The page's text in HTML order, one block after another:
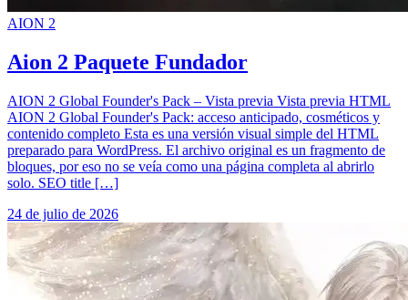
AION 2
Aion 2 Paquete Fundador
AION 2 Global Founder's Pack – Vista previa Vista previa HTML
AION 2 Global Founder's Pack: acceso anticipado, cosméticos y
contenido completo Esta es una versión visual simple del HTML
preparado para WordPress. El archivo original es un fragmento de
bloques, por eso no se veía como una página completa al abrirlo
solo. SEO title […]
24 de julio de 2026